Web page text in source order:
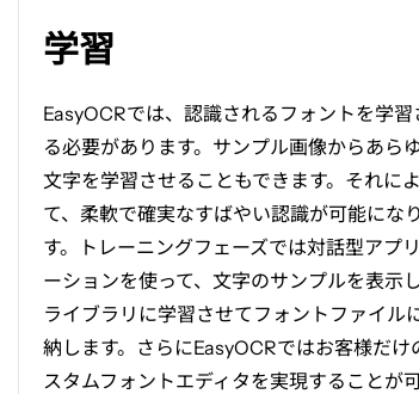
学習
EasyOCRでは、認識されるフォントを学習
る必要があります。サンプル画像からあら
文字を学習させることもできます。それに
て、柔軟で確実なすばやい認識が可能にな
す。トレーニングフェーズでは対話型アプ
ーションを使って、文字のサンプルを表示し
ライブラリに学習させてフォントファイル
納します。さらにEasyOCRではお客様だけ
スタムフォントエディタを実現することが